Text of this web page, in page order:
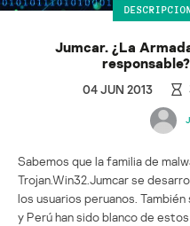
Jumcar. ¿La
04 JUN 2013
Sabemos que la familia de
Trojan.Win32.Jumcar se
los usuarios peruanos.
y Perú han sido blanco de